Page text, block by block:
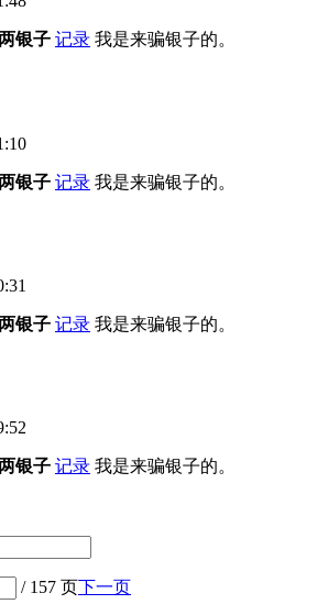
银子 记录 我是来骗银子的。
银子 记录 我是来骗银子的。
银子 记录 我是来骗银子的。
银子 记录 我是来骗银子的。
/ 157 页
下一页